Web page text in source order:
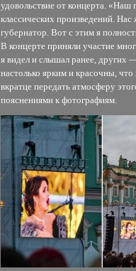
удовольствие от концерта. «Наш
классических произведений.
губернатор. Вот с этим я
В концерте приняли участие
я видел и слышал ранее, других
настолько ярким и красочны,
вкратце передать атмосферу
пояснениями к фотографиям.